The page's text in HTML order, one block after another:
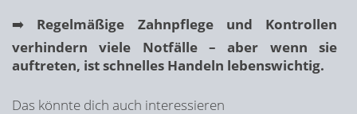
➡️ Regelmäßige Zahnpflege und Kontrollen
verhindern viele Notfälle – aber wenn sie
auftreten, ist schnelles Handeln lebenswichtig.
Das könnte dich auch interessieren